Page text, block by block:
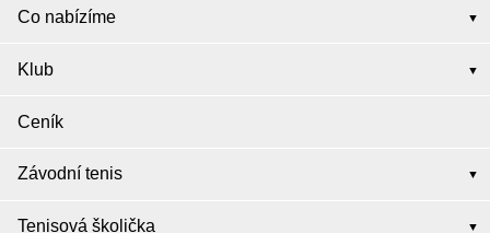
Co nabízíme
Klub
Ceník
Závodní tenis
Tenisová školička